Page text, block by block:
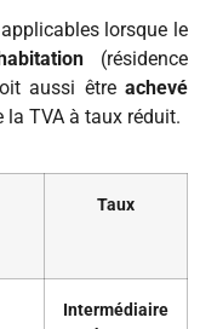
lorsque le
(résidence
aussi être achevé
la TVA à taux réduit.
Taux
Intermédiaire